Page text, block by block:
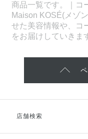
商品一覧です。｜コ
Maison KOSÉ(メゾ
せた美容情報や、コ
をお届けしていきま
店舗検索